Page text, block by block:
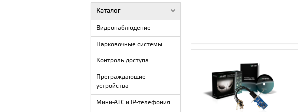
Каталог
Видеонаблюдение
Парковочные системы
Контроль доступа
Преграждающие
устройства
Мини-АТС и IP-телефония